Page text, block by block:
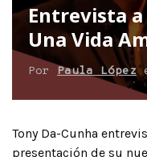
Entrevista
Una Vida
Por Paula López
Tony Da-Cunha
presentación de su